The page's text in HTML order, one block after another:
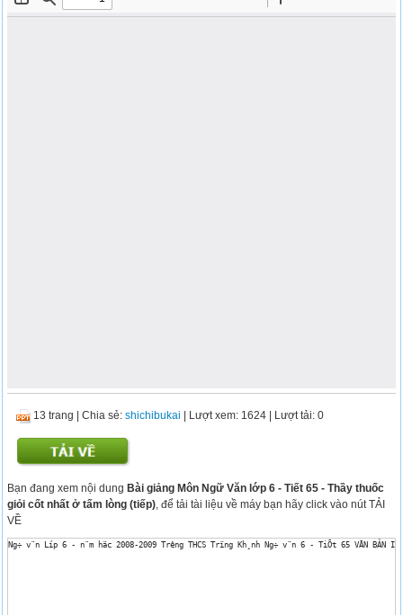
13 trang |Chia sẻ:shichibukai | Lượt xem: 1624 | Lượt tải: 0
Bạn đang xem nội dungBài giảng Môn Ngữ Văn lớp 6 - Tiết 65 - Thầy thuốc
giỏi cốt nhất ở tấm lòng (tiếp) , để tải tài liệu về máy bạn hãy click vào nút TẢI
VỀ
Ng÷ v¨n Líp 6 - n¨m häc 2008-2009 Tr­êng THCS Trïng Kh¸nh Ng÷ v¨n 6 - TiÕt 65 VĂN